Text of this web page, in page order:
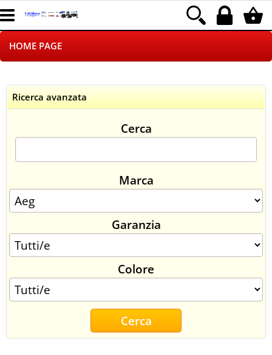
HOME PAGE
LOGISTICA
NEGOZI ON LINE
SINCRONIZZATI CON NOI
SPEDIZIONI
CONTATTI
Ricerca avanzata
Cerca
Marca
Garanzia
Colore